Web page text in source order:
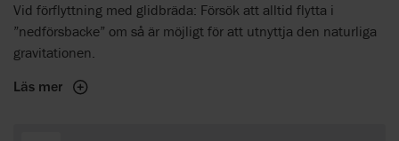
Vid förflyttning med glidbräda: Försök att alltid flytta i
”nedförsbacke” om så är möjligt för att utnyttja den naturliga
gravitationen.
Läs mer